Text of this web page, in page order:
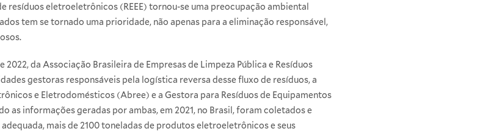
resíduos eletroeletrônicos (REEE) tornou-se uma preocupação ambiental
tem se tornado uma prioridade, não apenas para a eliminação responsável,
da Associação Brasileira de Empresas de Limpeza Pública e Resíduos
gestoras responsáveis pela logística reversa desse fluxo de resíduos, a
e Eletrodomésticos (Abree) e a Gestora para Resíduos de Equipamentos
as informações geradas por ambas, em 2021, no Brasil, foram coletados e
mais de 2100 toneladas de produtos eletroeletrônicos e seus